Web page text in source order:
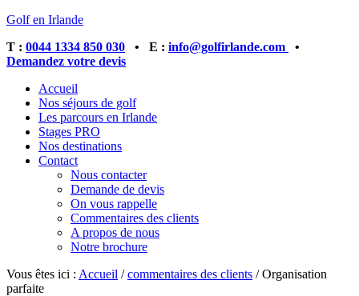
Golf en Irlande
T : 0044 1334 850 030 • E : info@golfirlande.com
•
Demandez votre devis
Accueil
Nos séjours de golf
Les parcours en Irlande
Stages PRO
Nos destinations
Contact
Nous contacter
Demande de devis
On vous rappelle
Commentaires des clients
A propos de nous
Notre brochure
Vous êtes ici : Accueil / commentaires des clients /Organisation
parfaite